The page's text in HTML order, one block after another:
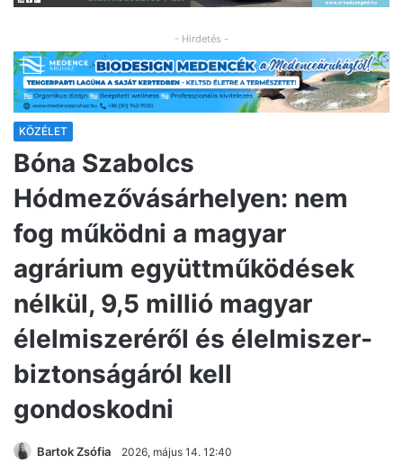
- Hirdetés -
KÖZÉLET
Bóna Szabolcs
Hódmezővásárhelyen: nem
fog működni a magyar
agrárium együttműködések
nélkül, 9,5 millió magyar
élelmiszeréről és élelmiszer-
biztonságáról kell
gondoskodni
Bartok Zsófia 2026, május 14. 12:40